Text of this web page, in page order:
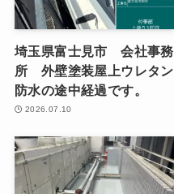
埼玉県富士見市 会社事務
所 外壁塗装屋上ウレタン
防水の途中経過です。
2026.07.10